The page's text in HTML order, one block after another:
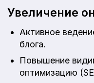
Увеличение
Активное
блога.
Повышение
оптимизацию